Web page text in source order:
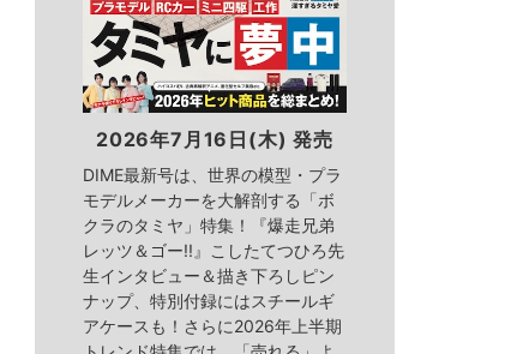
2026年7月16日(木) 発売
DIME最新号は、世界の模型・プラ
モデルメーカーを大解剖する「ボ
クラのタミヤ」特集！『爆走兄弟
レッツ＆ゴー!!』こしたてつひろ先
生インタビュー＆描き下ろしピン
ナップ、特別付録にはスチールギ
アケースも！さらに2026年上半期